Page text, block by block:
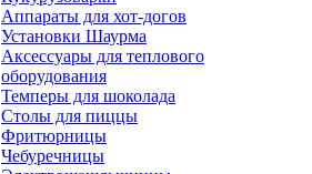
Аппараты для хот-догов
Установки Шаурма
Аксессуары для теплового
оборудования
Темперы для шоколада
Столы для пиццы
Фритюрницы
Чебуречницы